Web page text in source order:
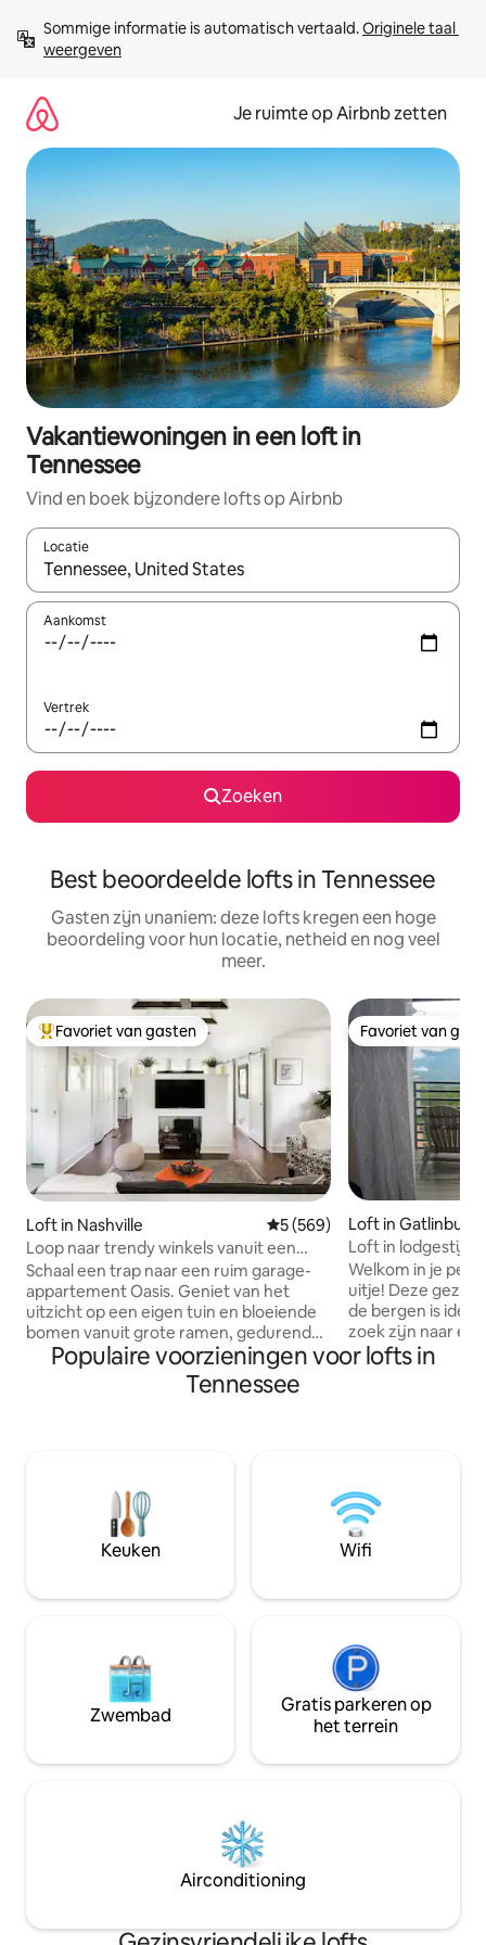
direct
naar
Sommige informatie is automatisch vertaald. Originele taal
weergeven
Je ruimte op Airbnb zetten
Vakantiewoningen in een loft in
Tennessee
Vind en boek bijzondere lofts op Airbnb
Locatie
Wanneer er suggesties beschikbaar zijn, maak je een keuze
Aankomst
Vertrek
Zoeken
Best beoordeelde lofts in Tennessee
Gasten zijn unaniem: deze lofts kregen een hoge
beoordeling voor hun locatie, netheid en nog veel
meer.
Topfavoriet van gasten
Favoriet van gasten
Loft in Nashville Gemiddelde beoordeling
5 (569)
Loop naar trendy winkels vanuit een
elegante loft in East Nashville
Schaal een trap naar een ruim garage-
appartement Oasis. Geniet van het
uitzicht op een eigen tuin en bloeiende
bomen vanuit grote ramen, gedurende
de lente en herfst. Gewelfde plafonds
geven gevoel van luchtigheid. Maak
fantastische maaltijden in een grote
kindveilige loft. Vergunningsnummer
voor kortetermijnverhuur:
2/0/1/8/0/1/2/3/8/8 Het is perfect voor
koppels, met of zonder kinderen,
congressen. Er is een trap vanaf de
Alles nieuw, inclusief de wasmachine en
droger. De ramen zijn te bedienen.
Anders dan erg koud of warm weer,
geniet van geweldige briesjes door de
verbazingwekkend rustig en toch zo
appartement. Je bent helemaal vrij te
gebruiken alles erin. De deur heeft een
slim slot. Voorafgaand aan je bezoek
ontvang je instructies. Er is geen sleutel
is per telefoon, sms of e-mail. Hoewel
Favoriet van
Favoriet van
Loft in Gatlinburg
Loft in lodgestijl -
Nieuw interieur -
Welkom in je
uitje! Deze
de bergen is
zoek zijn naar
en kleine
verwarmde
bubbelbaden -
en koppels. Gunstig gelegen in de buurt
van Great Smoky
Geen lift, 3e
Populaire voorzieningen voor lofts in
Tennessee
Keuken Wifi
Zwembad
Gratis parkeren op
het terrein
Airconditioning